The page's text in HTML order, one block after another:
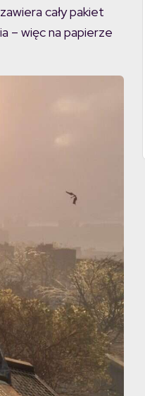
cały pakiet
– więc na papierze